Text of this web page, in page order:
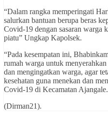
“Dalam rangka memperingati
salurkan bantuan berupa beras
Covid-19 dengan sasaran warga
piatu” Ungkap Kapolsek.
“Pada kesempatan ini,
rumah warga untuk
dan mengingatkan warga, agar
kesehatan guna menekan dan
Covid-19 di Kecamatan
(Dirman21).